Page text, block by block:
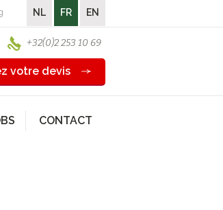
NL FR EN
+32(0)2 253 10 69
votre devis
CONTACT